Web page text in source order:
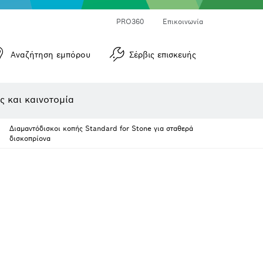
PRO360 Επικοινωνία
Αναζήτηση εμπόρου Σέρβις επισκευής
και καινοτομία
Διαμαντόδισκοι κοπής Standard for Stone για σταθερά
δισκοπρίονα